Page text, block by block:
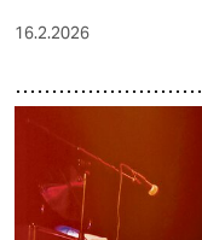
16.2.2026